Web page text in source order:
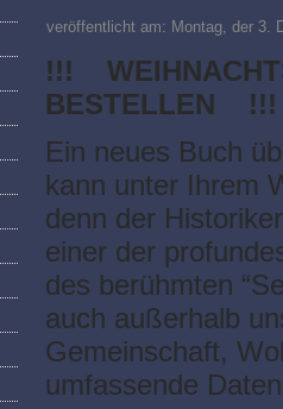
veröffentlicht am: Montag, der 3.
!!!
BESTELLEN !!!
Ein neues Buch
kann unter Ihrem
denn der
einer der
des berühmten
auch außerhalb
Gemeinschaft,
umfassende